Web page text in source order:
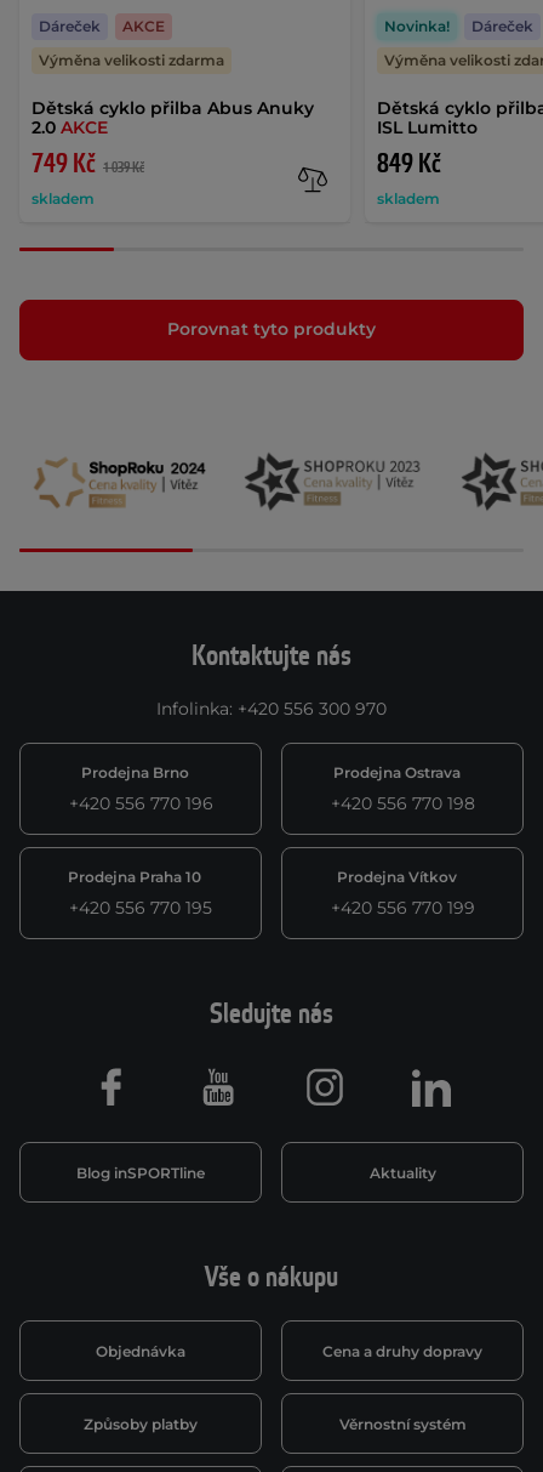
Dětská cyklo přilba Abus Anuky
2.0 AKCE
749 Kč 1 039 Kč
skladem
Dáreček
AKCE
Výměna velikosti zdarma
Dětská cyklo
ISL Lumitto
849 Kč
skladem
Novinka!
Dáreček
Výměna velikosti
Porovnat tyto produkty
Kontaktujte nás
Infolinka: +420 556 300 970
Prodejna Brno
+420 556 770 196
Prodejna Ostrava
+420 556 770 198
Prodejna Praha 10
+420 556 770 195
Prodejna Vítkov
+420 556 770 199
Vše o nákupu
Objednávka Cena a druhy dopravy
Způsoby platby Věrnostní systém
Sledujte nás
Blog inSPORTline Aktuality
Facebook Youtube Instagram LinkedIn